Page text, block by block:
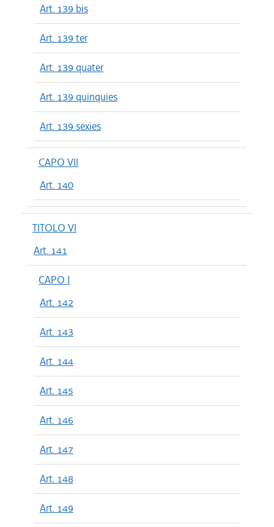
Art. 139 bis
Art. 139 ter
Art. 139 quater
Art. 139 quinquies
Art. 139 sexies
CAPO VII
Art. 140
TITOLO VI
Art. 141
CAPO I
Art. 142
Art. 143
Art. 144
Art. 145
Art. 146
Art. 147
Art. 148
Art. 149